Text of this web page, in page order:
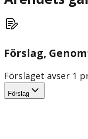
Förslag,
Förslaget avser 1
Förslag